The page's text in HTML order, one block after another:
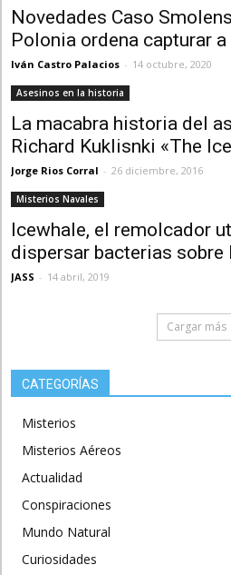
Novedades Caso
Polonia ordena capturar
Iván Castro Palacios - 14 octubre, 2020
Asesinos en la historia
La macabra historia del
Richard Kuklisnki «The
Jorge Rios Corral - 26 diciembre, 2016
Misterios Navales
Icewhale, el remolcador
dispersar bacterias sobre
JASS - 14 abril, 2019
Cargar más
CATEGORÍAS
Misterios
Misterios Aéreos
Actualidad
Conspiraciones
Mundo Natural
Curiosidades